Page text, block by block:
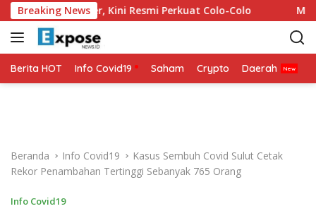
a
g
u
Breaking News
Balik Karier, Kini Resmi Perkuat Colo-Colo
Berita HOT Info Covid19 Saham Crypto Daerah
Beranda Info Covid19
Kasus Sembuh Covid Sulut Cetak
Rekor Penambahan Tertinggi Sebanyak 765 Orang
Info Covid19